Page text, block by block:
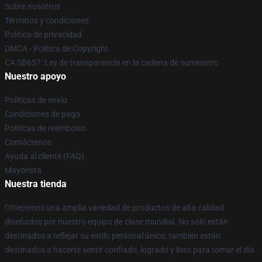
Sobre nosotros
Términos y condiciones
Política de privacidad
DMCA - Política de Copyright
CA SB657: Ley de transparencia en la cadena de suministro
Nuestro apoyo
Políticas de envío
Condiciones de pago
Políticas de reembolso
Contáctenos
Ayuda al cliente (FAQ)
Mayorista
Nuestra tienda
Ofrecemos una amplia variedad de productos de alta calidad
diseñados por nuestro equipo de clase mundial. No sólo están
destinados a reflejar su estilo personal único; también están
destinados a hacerte sentir confiado, logrado y listo para tomar el día.